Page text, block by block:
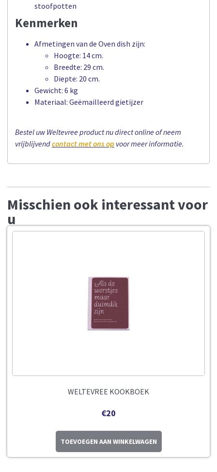
stoofpotten
Kenmerken
Afmetingen van de Oven dish zijn:
Hoogte: 14 cm.
Breedte: 29 cm.
Diepte: 20 cm.
Gewicht: 6 kg
Materiaal: Geëmailleerd gietijzer
Bestel uw Weltevree product nu direct online of neem
vrijblijvendcontact met ons op voor meer informatie.
Misschien ook interessant voor
u
WELTEVREE KOOKBOEK
€20
TOEVOEGEN AAN WINKELWAGEN